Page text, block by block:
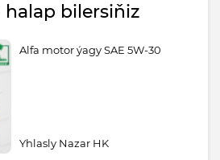
bilersiňiz
Alfa motor ýagy SAE 5W-30
Yhlasly Nazar HK